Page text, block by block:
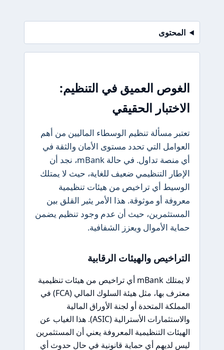
المحتوى
الغوص العميق في التنظيم:
الاختبار الحقيقي
تعتبر مسألة تنظيم الوسطاء الماليين من أهم
العوامل التي تحدد مستوى الأمان والثقة في
أي منصة تداول. في حالة mBank، نجد أن
الإطار التنظيمي ضعيف للغاية، حيث لا يمتلك
الوسيط أي تراخيص من هيئات تنظيمية
معروفة أو موثوقة. هذا الأمر يثير القلق بين
المستثمرين، حيث أن عدم وجود تنظيم يضمن
حماية الأموال ويعزز الشفافية.
التراخيص والهيئات الرقابية
لا يمتلك mBank أي تراخيص من هيئات تنظيمية
معترف بها، مثل هيئة السلوك المالي (FCA) في
المملكة المتحدة أو لجنة الأوراق المالية
والاستثمارات الأسترالية (ASIC). هذا الغياب عن
الهيئات التنظيمية المعروفة يعني أن المستثمرين
ليس لديهم أي حماية قانونية في حال حدوث أي